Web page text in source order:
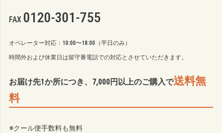
FAX 0120-301-755
オペレーター対応：10:00〜18:00（平日のみ）
時間外および休業日は留守番電話での対応とさせていただきます。
お届け先1か所につき、7,000円以上のご購入で送料無
料
※クール便手数料も無料